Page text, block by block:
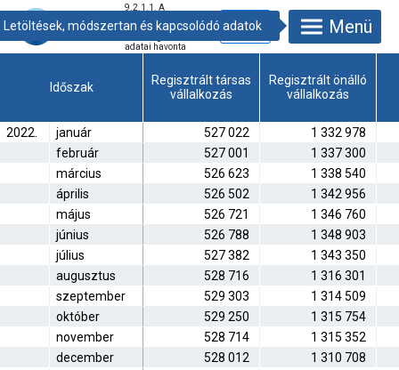
9.2.1.1. A
szervezetek
adatai havonta
Menü
Időszak
Regisztrált társas
vállalkozás
Regisztrált önálló
vállalkozás
2022. január 527 022
1 332 978
február
527 001
1 337 300
március
526 623
1 338 540
április
526 502
1 342 956
május
526 721
1 346 760
június
526 788
1 348 903
július
527 382
1 343 350
augusztus
528 716
1 316 301
szeptember
529 303
1 314 509
október
529 250
1 315 754
november
528 714
1 315 352
december
528 012
1 310 708